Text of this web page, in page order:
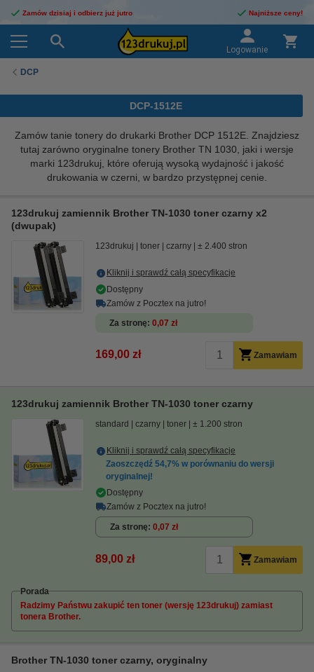
Zamów dzisiaj i odbierz już jutro Najniższe ceny!
Logowanie
DCP
DCP-1512E
Zamów tanie tonery do drukarki Brother DCP 1512E. Znajdziesz
tutaj zarówno oryginalne tonery Brother TN 1030, jaki i wersje
marki 123drukuj, które oferują wysoką wydajność i jakość
drukowania w czerni, w bardzo przystępnej cenie.
123drukuj zamiennik Brother TN-1030 toner czarny x2
(dwupak)
123drukuj toner czarny ± 2.400 stron
Kliknij i sprawdź całą specyfikacje
Dostępny
Zamów z Pocztex na jutro!
Za stronę 0,07 zł
169,00 zł Zamawiam
123drukuj zamiennik Brother TN-1030 toner czarny
standard czarny toner ± 1.200 stron
Kliknij i sprawdź całą specyfikacje
Zaoszczędź 54,7% w porównaniu do wersji
oryginalnej!
Dostępny
Zamów z Pocztex na jutro!
Za stronę 0,07 zł
89,00 zł Zamawiam
Porada
Radzimy Państwu zakupić ten toner (wersję 123drukuj) zamiast
tonera Brother.
Brother TN-1030 toner czarny, oryginalny